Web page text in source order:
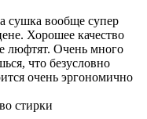
сушка вообще супер
Хорошее качество
люфтят. Очень много
что безусловно
очень эргономично
стирки